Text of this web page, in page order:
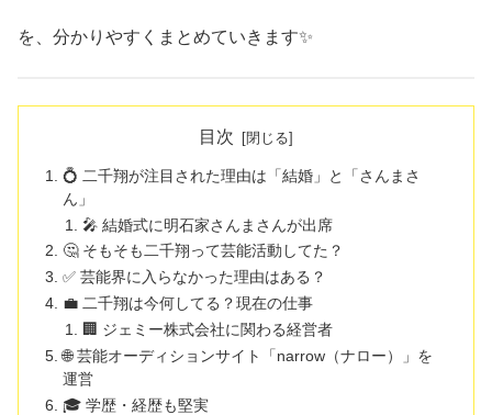
を、分かりやすくまとめていきます✨
目次
💍 二千翔が注目された理由は「結婚」と「さんまさ
ん」
🎤 結婚式に明石家さんまさんが出席
🤔 そもそも二千翔って芸能活動してた？
✅ 芸能界に入らなかった理由はある？
💼 二千翔は今何してる？現在の仕事
🏢 ジェミー株式会社に関わる経営者
🌐 芸能オーディションサイト「narrow（ナロー）」を
運営
🎓 学歴・経歴も堅実